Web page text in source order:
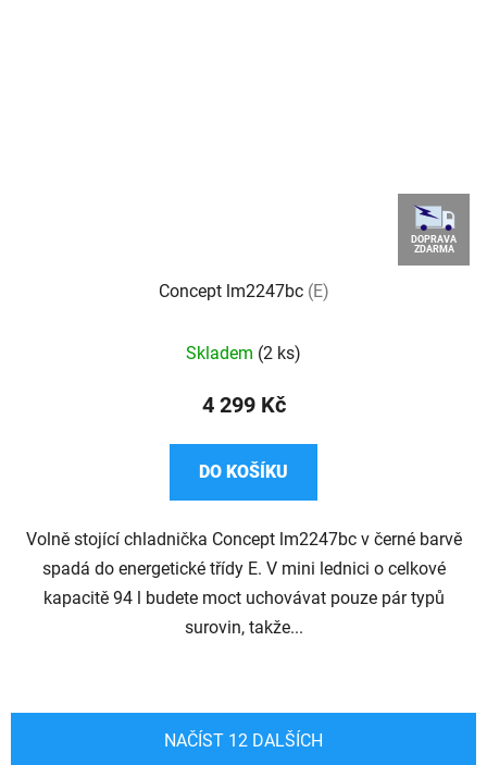
DOPRAVA
ZDARMA
Concept lm2247bc (E)
Skladem (2 ks)
4 299 Kč
DO KOŠÍKU
Volně stojící chladnička Concept lm2247bc v černé barvě
spadá do energetické třídy E. V mini lednici o celkové
kapacitě 94 l budete moct uchovávat pouze pár typů
surovin, takže...
NAČÍST 12 DALŠÍCH